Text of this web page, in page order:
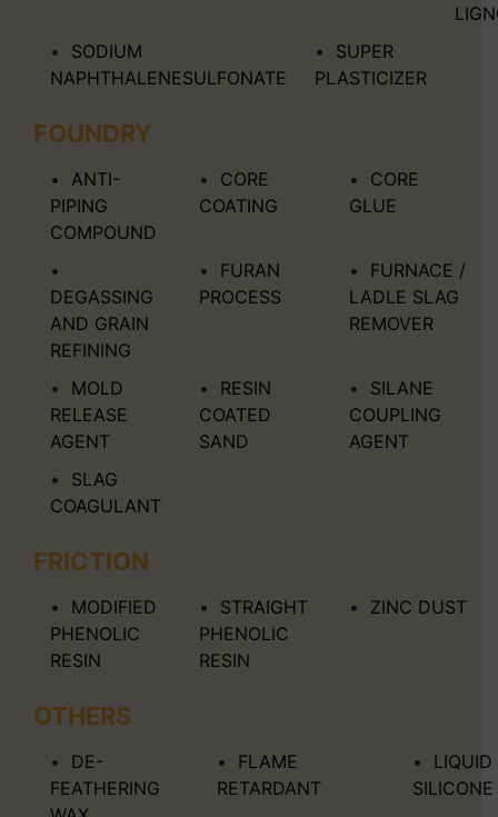
SODIUM
NAPHTHALENESULFONATE
SUPER
PLASTICIZER
FOUNDRY
ANTI-
PIPING
COMPOUND
CORE
COATING
CORE
GLUE
DEGASSING
AND GRAIN
REFINING
FURAN
PROCESS
FURNACE /
LADLE SLAG
REMOVER
MOLD
RELEASE
AGENT
RESIN
COATED
SAND
SILANE
COUPLING
AGENT
SLAG
COAGULANT
FRICTION
MODIFIED
PHENOLIC
RESIN
STRAIGHT
PHENOLIC
RESIN
ZINC DUST
OTHERS
DE-
FEATHERING
FLAME
RETARDANT
LIQUID
SILICONE